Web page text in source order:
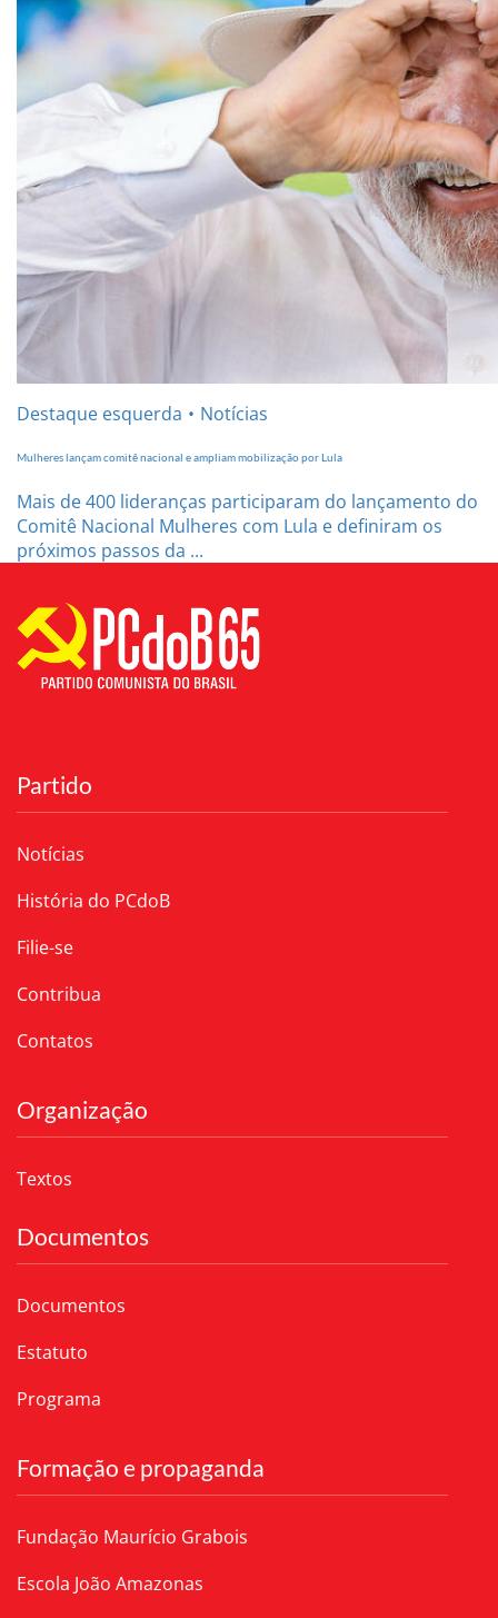
Destaque esquerda Notícias
Mulheres lançam comitê nacional e ampliam mobilização por Lula
Mais de 400 lideranças participaram do lançamento do
Comitê Nacional Mulheres com Lula e definiram os
próximos passos da ...
Partido
Notícias
História do PCdoB
Filie-se
Contribua
Contatos
Organização
Textos
Documentos
Documentos
Estatuto
Programa
Formação e propaganda
Fundação Maurício Grabois
Escola João Amazonas